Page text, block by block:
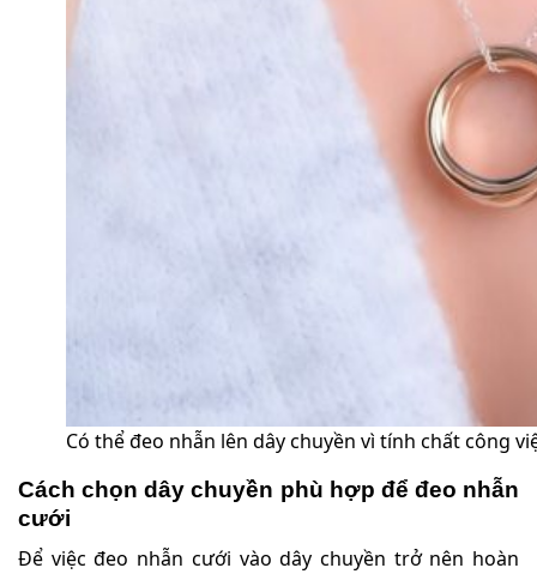
Có thể đeo nhẫn lên dây chuyền vì tính chất công
Cách chọn dây chuyền phù hợp để đeo nhẫn
cưới
Để việc đeo nhẫn cưới vào dây chuyền trở nên hoàn